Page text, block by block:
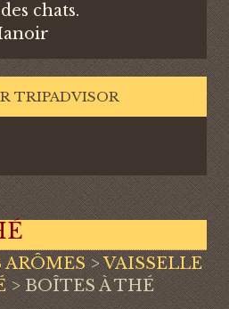
chats.
TRIPADVISOR
ARÔMES>VAISSELLE
>BOÎTES À THÉ